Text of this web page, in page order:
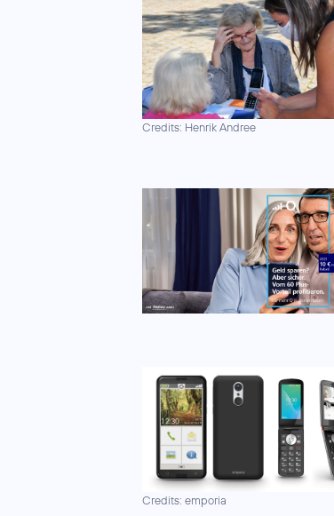
Credits: Henrik Andree
Credits: emporia